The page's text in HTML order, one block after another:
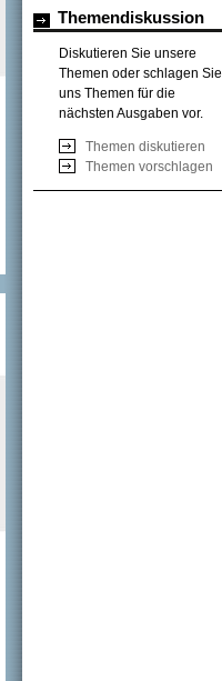
Themendiskussion
Diskutieren Sie unsere
Themen oder schlagen Sie
uns Themen für die
nächsten Ausgaben vor.
Themen diskutieren
Themen vorschlagen